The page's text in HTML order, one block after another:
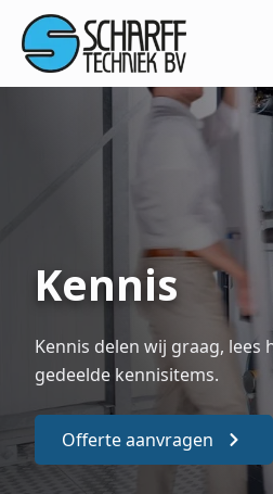
Kennis
Kennis delen wij graag,
gedeelde kennisitems.
Offerte aanvragen